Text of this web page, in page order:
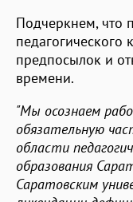
Подчеркнем, что
педагогического
предпосылок и
времени.
"Мы осознаем
обязательную
области
образования
Саратовским